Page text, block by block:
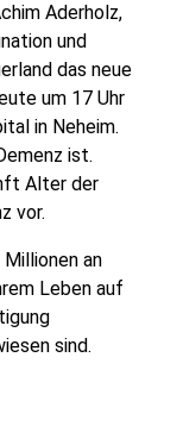
Aderholz,
und
das neue
um 17 Uhr
in Neheim.
ist.
Alter der
vor.
an
Leben auf
sind.